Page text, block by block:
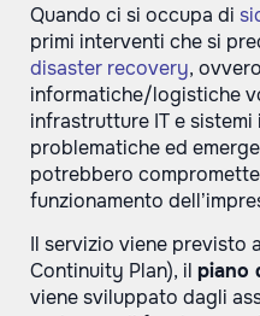
Quando ci si occupa di
primi interventi che si
disaster recovery,
informatiche/logistiche
infrastrutture IT e
problematiche ed
potrebbero
funzionamento
Il servizio viene previsto
Continuity Plan), il piano
viene sviluppato dagli